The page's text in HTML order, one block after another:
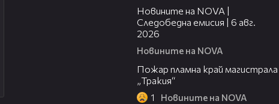
Новините на NOVA |
Следобедна емисия | 6 авг.
2026
Новините на NOVA
Пожар пламна край магистрала
„Тракия“
1 Новините на NOVA